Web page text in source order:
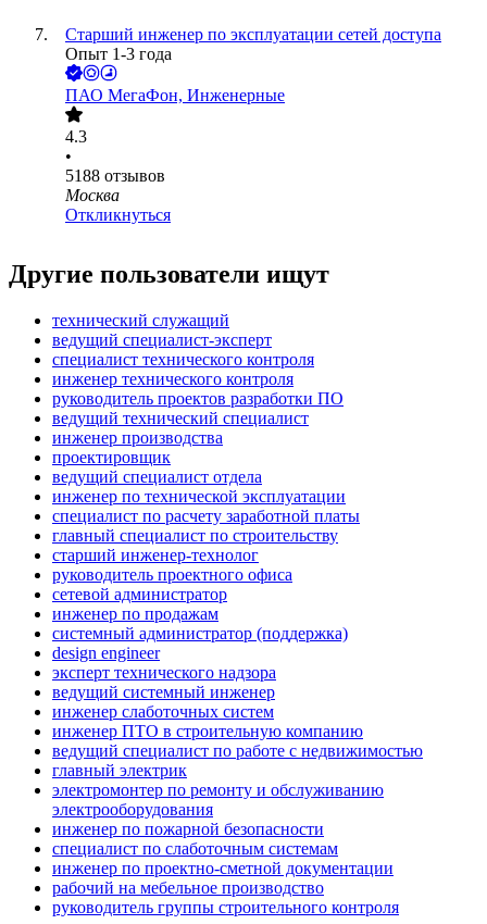
Старший инженер по эксплуатации сетей доступа
Опыт 1-3 года
ПАО МегаФон, Инженерные
4.3
•
5188 отзывов
Москва
Откликнуться
Другие пользователи ищут
технический служащий
ведущий специалист-эксперт
специалист технического контроля
инженер технического контроля
руководитель проектов разработки ПО
ведущий технический специалист
инженер производства
проектировщик
ведущий специалист отдела
инженер по технической эксплуатации
специалист по расчету заработной платы
главный специалист по строительству
старший инженер-технолог
руководитель проектного офиса
сетевой администратор
инженер по продажам
системный администратор (поддержка)
design engineer
эксперт технического надзора
ведущий системный инженер
инженер слаботочных систем
инженер ПТО в строительную компанию
ведущий специалист по работе с недвижимостью
главный электрик
электромонтер по ремонту и обслуживанию
электрооборудования
инженер по пожарной безопасности
специалист по слаботочным системам
инженер по проектно-сметной документации
рабочий на мебельное производство
руководитель группы строительного контроля